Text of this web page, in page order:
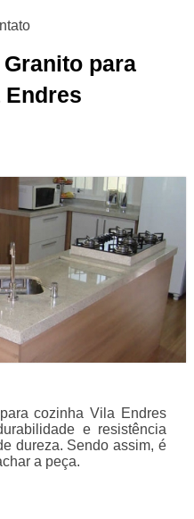
Granito para
Endres
cozinha Vila Endres
e resistência
dureza. Sendo assim, é
a peça.